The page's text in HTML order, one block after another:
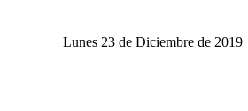
Lunes 23 de Diciembre de 2019